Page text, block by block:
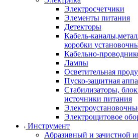
Электросчетчики
Элементы питания
Детекторы
Кабель-
коробки
Кабельно-
Лампы
Осветительная
Пуско-защитная
Стабилизаторы,
источники питания
Электрощитовое
Инструмент
Абразивный и зачистной